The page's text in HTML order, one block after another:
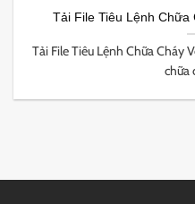
Tải File Tiêu Lệnh Chữa
Tải File Tiêu Lệnh Chữa Cháy
chữa